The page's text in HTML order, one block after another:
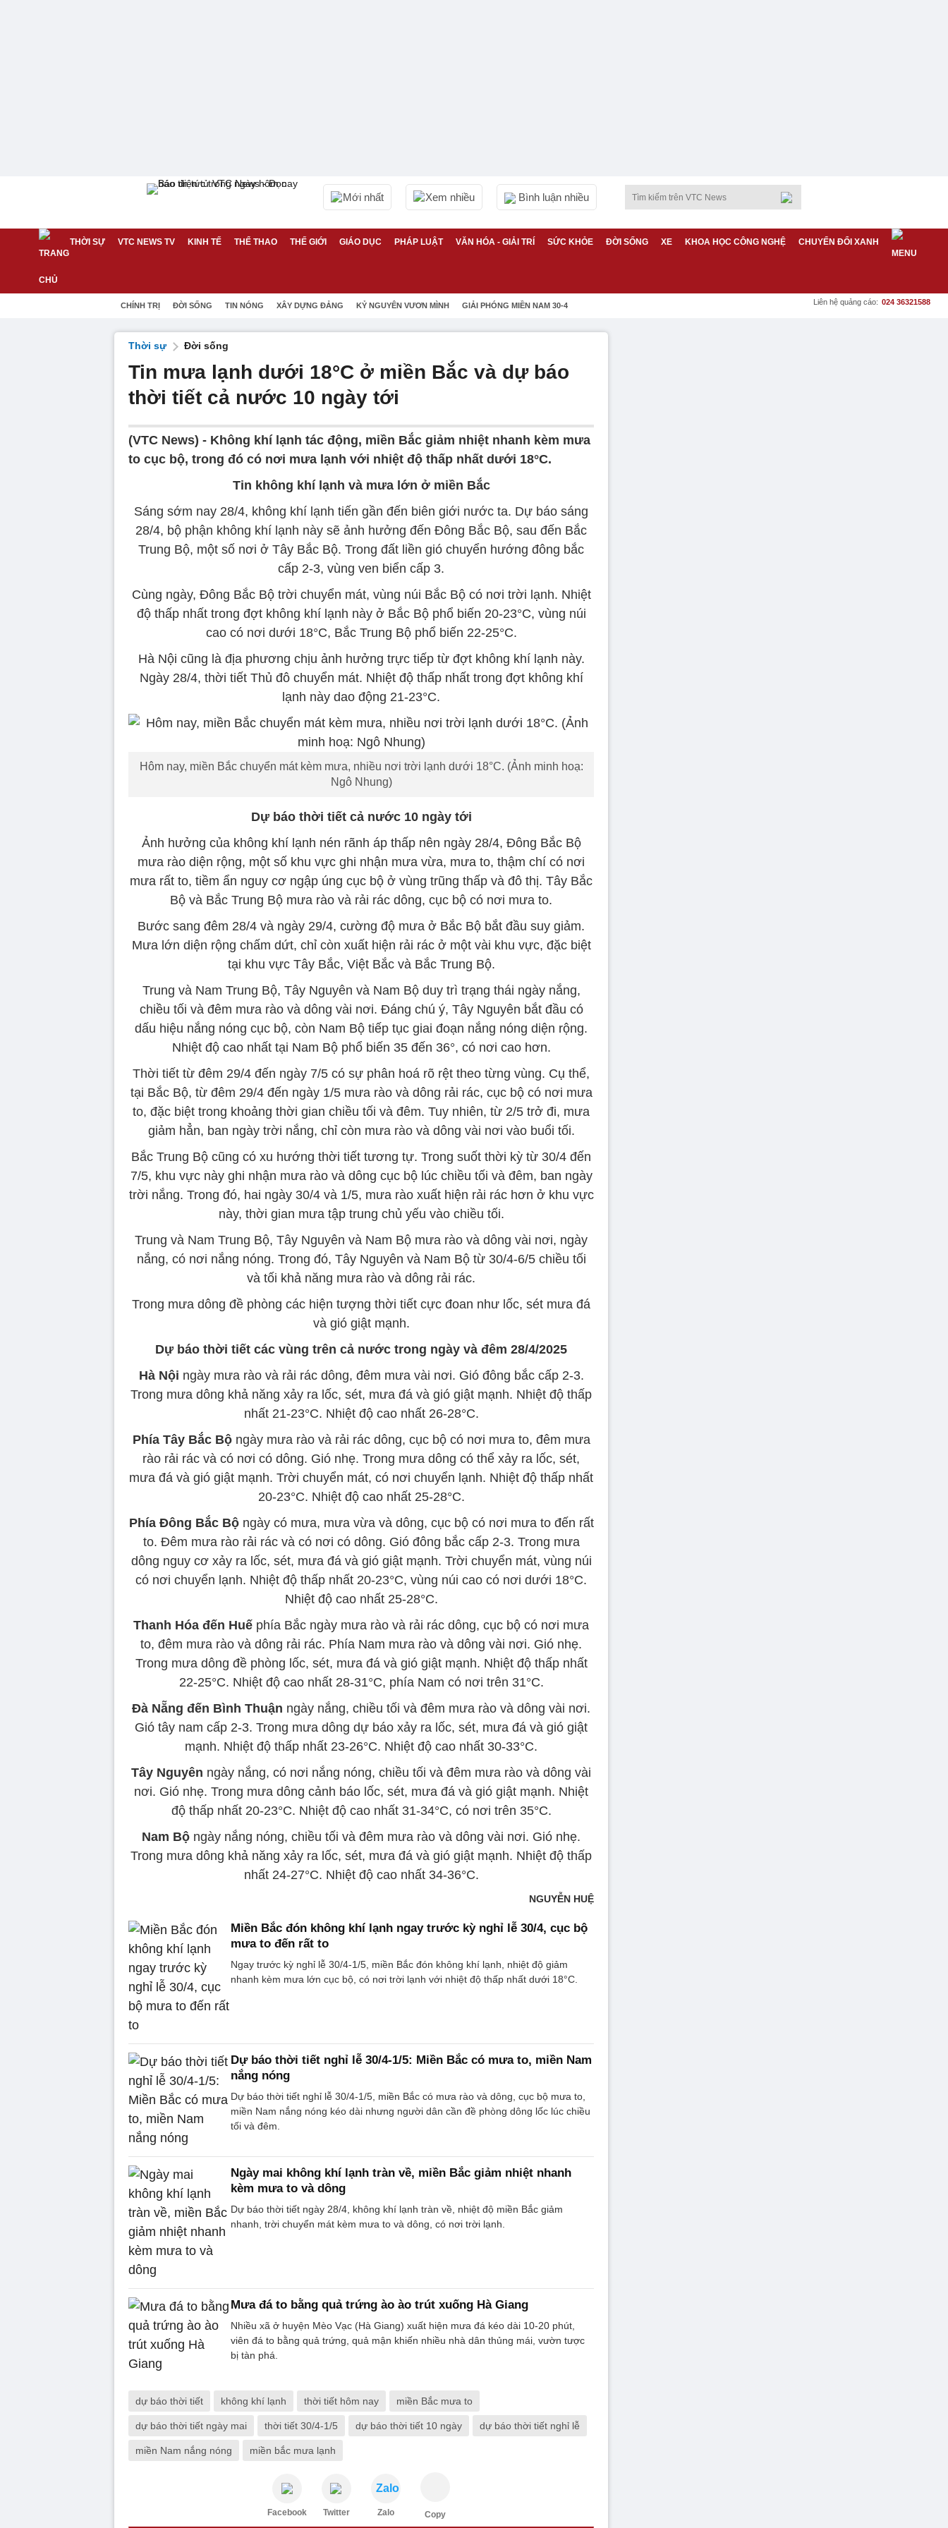
Mới nhất Xem nhiều Bình luận nhiều
THỜI SỰ VTC NEWS TV KINH TẾ THỂ THAO THẾ GIỚI GIÁO DỤC PHÁP LUẬT VĂN HÓA - GIẢI TRÍ SỨC KHỎE ĐỜI SỐNG XE KHOA HỌC CÔNG NGHỆ CHUYỂN ĐỔI XANH
CHÍNH TRỊ ĐỜI SỐNG TIN NÓNG XÂY DỰNG ĐẢNG KỶ NGUYÊN VƯƠN MÌNH GIẢI PHÓNG MIỀN NAM 30-4 Liên hệ quảng cáo: 024 36321588
Thời sự Đời sống
Tin mưa lạnh dưới 18°C ở miền Bắc và dự báo
thời tiết cả nước 10 ngày tới
(VTC News) - Không khí lạnh tác động, miền Bắc giảm nhiệt nhanh kèm mưa
to cục bộ, trong đó có nơi mưa lạnh với nhiệt độ thấp nhất dưới 18°C.
Tin không khí lạnh và mưa lớn ở miền Bắc
Sáng sớm nay 28/4, không khí lạnh tiến gần đến biên giới nước ta. Dự báo sáng
28/4, bộ phận không khí lạnh này sẽ ảnh hưởng đến Đông Bắc Bộ, sau đến Bắc
Trung Bộ, một số nơi ở Tây Bắc Bộ. Trong đất liền gió chuyển hướng đông bắc
cấp 2-3, vùng ven biển cấp 3.
Cùng ngày, Đông Bắc Bộ trời chuyển mát, vùng núi Bắc Bộ có nơi trời lạnh. Nhiệt
độ thấp nhất trong đợt không khí lạnh này ở Bắc Bộ phổ biến 20-23°C, vùng núi
cao có nơi dưới 18°C, Bắc Trung Bộ phổ biến 22-25°C.
Hà Nội cũng là địa phương chịu ảnh hưởng trực tiếp từ đợt không khí lạnh này.
Ngày 28/4, thời tiết Thủ đô chuyển mát. Nhiệt độ thấp nhất trong đợt không khí
lạnh này dao động 21-23°C.
Hôm nay, miền Bắc chuyển mát kèm mưa, nhiều nơi trời lạnh dưới 18°C. (Ảnh minh hoạ:
Ngô Nhung)
Dự báo thời tiết cả nước 10 ngày tới
Ảnh hưởng của không khí lạnh nén rãnh áp thấp nên ngày 28/4, Đông Bắc Bộ
mưa rào diện rộng, một số khu vực ghi nhận mưa vừa, mưa to, thậm chí có nơi
mưa rất to, tiềm ẩn nguy cơ ngập úng cục bộ ở vùng trũng thấp và đô thị. Tây Bắc
Bộ và Bắc Trung Bộ mưa rào và rải rác dông, cục bộ có nơi mưa to.
Bước sang đêm 28/4 và ngày 29/4, cường độ mưa ở Bắc Bộ bắt đầu suy giảm.
Mưa lớn diện rộng chấm dứt, chỉ còn xuất hiện rải rác ở một vài khu vực, đặc biệt
tại khu vực Tây Bắc, Việt Bắc và Bắc Trung Bộ.
Trung và Nam Trung Bộ, Tây Nguyên và Nam Bộ duy trì trạng thái ngày nắng,
chiều tối và đêm mưa rào và dông vài nơi. Đáng chú ý, Tây Nguyên bắt đầu có
dấu hiệu nắng nóng cục bộ, còn Nam Bộ tiếp tục giai đoạn nắng nóng diện rộng.
Nhiệt độ cao nhất tại Nam Bộ phổ biến 35 đến 36°, có nơi cao hơn.
Thời tiết từ đêm 29/4 đến ngày 7/5 có sự phân hoá rõ rệt theo từng vùng. Cụ thể,
tại Bắc Bộ, từ đêm 29/4 đến ngày 1/5 mưa rào và dông rải rác, cục bộ có nơi mưa
to, đặc biệt trong khoảng thời gian chiều tối và đêm. Tuy nhiên, từ 2/5 trở đi, mưa
giảm hẳn, ban ngày trời nắng, chỉ còn mưa rào và dông vài nơi vào buổi tối.
Bắc Trung Bộ cũng có xu hướng thời tiết tương tự. Trong suốt thời kỳ từ 30/4 đến
7/5, khu vực này ghi nhận mưa rào và dông cục bộ lúc chiều tối và đêm, ban ngày
trời nắng. Trong đó, hai ngày 30/4 và 1/5, mưa rào xuất hiện rải rác hơn ở khu vực
này, thời gian mưa tập trung chủ yếu vào chiều tối.
Trung và Nam Trung Bộ, Tây Nguyên và Nam Bộ mưa rào và dông vài nơi, ngày
nắng, có nơi nắng nóng. Trong đó, Tây Nguyên và Nam Bộ từ 30/4-6/5 chiều tối
và tối khả năng mưa rào và dông rải rác.
Trong mưa dông đề phòng các hiện tượng thời tiết cực đoan như lốc, sét mưa đá
và gió giật mạnh.
Dự báo thời tiết các vùng trên cả nước trong ngày và đêm 28/4/2025
Hà Nội ngày mưa rào và rải rác dông, đêm mưa vài nơi. Gió đông bắc cấp 2-3.
Trong mưa dông khả năng xảy ra lốc, sét, mưa đá và gió giật mạnh. Nhiệt độ thấp
nhất 21-23°C. Nhiệt độ cao nhất 26-28°C.
Phía Tây Bắc Bộngày mưa rào và rải rác dông, cục bộ có nơi mưa to, đêm mưa
rào rải rác và có nơi có dông. Gió nhẹ. Trong mưa dông có thể xảy ra lốc, sét,
mưa đá và gió giật mạnh. Trời chuyển mát, có nơi chuyển lạnh. Nhiệt độ thấp nhất
20-23°C. Nhiệt độ cao nhất 25-28°C.
Phía Đông Bắc Bộngày có mưa, mưa vừa và dông, cục bộ có nơi mưa to đến rất
to. Đêm mưa rào rải rác và có nơi có dông. Gió đông bắc cấp 2-3. Trong mưa
dông nguy cơ xảy ra lốc, sét, mưa đá và gió giật mạnh. Trời chuyển mát, vùng núi
có nơi chuyển lạnh. Nhiệt độ thấp nhất 20-23°C, vùng núi cao có nơi dưới 18°C.
Nhiệt độ cao nhất 25-28°C.
Thanh Hóa đến Huế phía Bắc ngày mưa rào và rải rác dông, cục bộ có nơi mưa
to, đêm mưa rào và dông rải rác. Phía Nam mưa rào và dông vài nơi. Gió nhẹ.
Trong mưa dông đề phòng lốc, sét, mưa đá và gió giật mạnh. Nhiệt độ thấp nhất
22-25°C. Nhiệt độ cao nhất 28-31°C, phía Nam có nơi trên 31°C.
Đà Nẵng đến Bình Thuận ngày nắng, chiều tối và đêm mưa rào và dông vài nơi.
Gió tây nam cấp 2-3. Trong mưa dông dự báo xảy ra lốc, sét, mưa đá và gió giật
mạnh. Nhiệt độ thấp nhất 23-26°C. Nhiệt độ cao nhất 30-33°C.
Tây Nguyên ngày nắng, có nơi nắng nóng, chiều tối và đêm mưa rào và dông vài
nơi. Gió nhẹ. Trong mưa dông cảnh báo lốc, sét, mưa đá và gió giật mạnh. Nhiệt
độ thấp nhất 20-23°C. Nhiệt độ cao nhất 31-34°C, có nơi trên 35°C.
Nam Bộ ngày nắng nóng, chiều tối và đêm mưa rào và dông vài nơi. Gió nhẹ.
Trong mưa dông khả năng xảy ra lốc, sét, mưa đá và gió giật mạnh. Nhiệt độ thấp
nhất 24-27°C. Nhiệt độ cao nhất 34-36°C.
NGUYỄN HUỆ
Miền Bắc đón không khí lạnh ngay trước kỳ nghỉ lễ 30/4, cục bộ
mưa to đến rất to
Ngay trước kỳ nghỉ lễ 30/4-1/5, miền Bắc đón không khí lạnh, nhiệt độ giảm
nhanh kèm mưa lớn cục bộ, có nơi trời lạnh với nhiệt độ thấp nhất dưới 18°C.
Dự báo thời tiết nghỉ lễ 30/4-1/5: Miền Bắc có mưa to, miền Nam
nắng nóng
Dự báo thời tiết nghỉ lễ 30/4-1/5, miền Bắc có mưa rào và dông, cục bộ mưa to,
miền Nam nắng nóng kéo dài nhưng người dân cần đề phòng dông lốc lúc chiều
tối và đêm.
Ngày mai không khí lạnh tràn về, miền Bắc giảm nhiệt nhanh
kèm mưa to và dông
Dự báo thời tiết ngày 28/4, không khí lạnh tràn về, nhiệt độ miền Bắc giảm
nhanh, trời chuyển mát kèm mưa to và dông, có nơi trời lạnh.
Mưa đá to bằng quả trứng ào ào trút xuống Hà Giang
Nhiều xã ở huyện Mèo Vạc (Hà Giang) xuất hiện mưa đá kéo dài 10-20 phút,
viên đá to bằng quả trứng, quả mận khiến nhiều nhà dân thủng mái, vườn tược
bị tàn phá.
dự báo thời tiết không khí lạnh thời tiết hôm nay miền Bắc mưa to
dự báo thời tiết ngày mai thời tiết 30/4-1/5 dự báo thời tiết 10 ngày dự báo thời tiết nghỉ lễ
miền Nam nắng nóng miền bắc mưa lạnh
Facebook Twitter
Zalo
Zalo Copy